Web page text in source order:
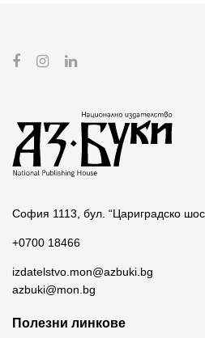
София 1113, бул. “Цариградско
+0700 18466
izdatelstvo.mon@azbuki.bg
azbuki@mon.bg
Полезни линкове